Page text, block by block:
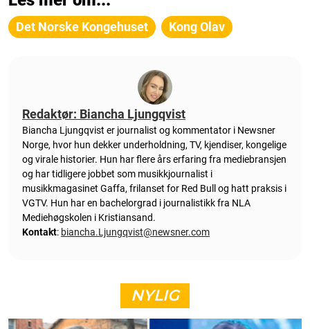
Det Norske Kongehuset Kong Olav
Redaktør: Biancha Ljungqvist
Biancha Ljungqvist er journalist og kommentator i Newsner
Norge, hvor hun dekker underholdning, TV, kjendiser, kongelige
og virale historier. Hun har flere års erfaring fra mediebransjen
og har tidligere jobbet som musikkjournalist i
musikkmagasinet Gaffa, frilanset for Red Bull og hatt praksis i
VGTV. Hun har en bachelorgrad i journalistikk fra NLA
Mediehøgskolen i Kristiansand.
Kontakt: biancha.Ljungqvist@newsner.com
NYLIG